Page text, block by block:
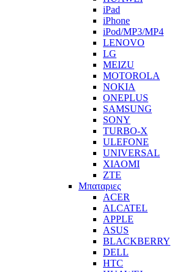
iPad
iPhone
iPod/MP3/MP4
LENOVO
LG
MEIZU
MOTOROLA
NOKIA
ONEPLUS
SAMSUNG
SONY
TURBO-X
ULEFONE
UNIVERSAL
XIAOMI
ZTE
Μπαταριες
ACER
ALCATEL
APPLE
ASUS
BLACKBERRY
DELL
HTC